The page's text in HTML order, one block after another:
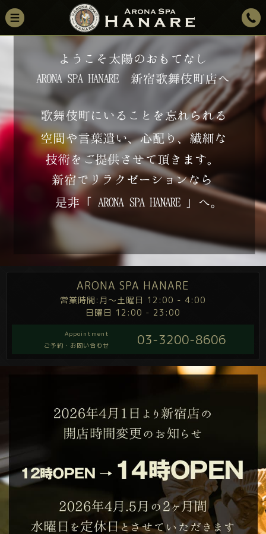
ARONA SPA HANARE
営業時間:月～土曜日 12:00 - 4:00
日曜日 12:00 - 23:00
Appointment
ご予約・お問い合わせ
03-3200-8606